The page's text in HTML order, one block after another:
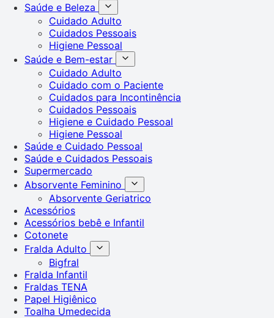
Saúde e Beleza
Cuidado Adulto
Cuidados Pessoais
Higiene Pessoal
Saúde e Bem-estar
Cuidado Adulto
Cuidado com o Paciente
Cuidados para Incontinência
Cuidados Pessoais
Higiene e Cuidado Pessoal
Higiene Pessoal
Saúde e Cuidado Pessoal
Saúde e Cuidados Pessoais
Supermercado
Absorvente Feminino
Absorvente Geriatrico
Acessórios
Acessórios bebê e Infantil
Cotonete
Fralda Adulto
Bigfral
Fralda Infantil
Fraldas TENA
Papel Higiênico
Toalha Umedecida